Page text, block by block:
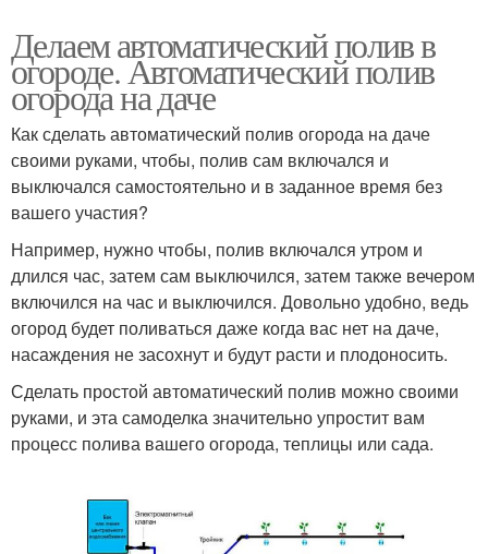
Делаем автоматический полив в
огороде. Автоматический полив
огорода на даче
Как сделать автоматический полив огорода на даче
своими руками, чтобы, полив сам включался и
выключался самостоятельно и в заданное время без
вашего участия?
Например, нужно чтобы, полив включался утром и
длился час, затем сам выключился, затем также вечером
включился на час и выключился. Довольно удобно, ведь
огород будет поливаться даже когда вас нет на даче,
насаждения не засохнут и будут расти и плодоносить.
Сделать простой автоматический полив можно своими
руками, и эта самоделка значительно упростит вам
процесс полива вашего огорода, теплицы или сада.